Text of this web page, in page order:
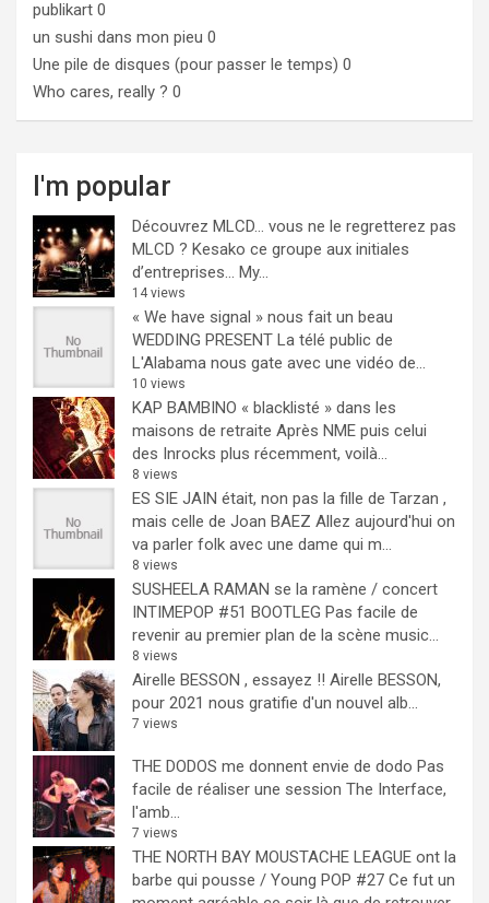
publikart 0
un sushi dans mon pieu 0
Une pile de disques (pour passer le temps) 0
Who cares, really ? 0
I'm popular
Découvrez MLCD… vous ne le regretterez pas
MLCD ? Kesako ce groupe aux initiales
d’entreprises… My...
14 views
« We have signal » nous fait un beau
WEDDING PRESENT La télé public de
L'Alabama nous gate avec une vidéo de...
10 views
KAP BAMBINO « blacklisté » dans les
maisons de retraite Après NME puis celui
des Inrocks plus récemment, voilà...
8 views
ES SIE JAIN était, non pas la fille de Tarzan ,
mais celle de Joan BAEZ Allez aujourd'hui on
va parler folk avec une dame qui m...
8 views
SUSHEELA RAMAN se la ramène / concert
INTIMEPOP #51 BOOTLEG Pas facile de
revenir au premier plan de la scène music...
8 views
Airelle BESSON , essayez !! Airelle BESSON,
pour 2021 nous gratifie d'un nouvel alb...
7 views
THE DODOS me donnent envie de dodo Pas
facile de réaliser une session The Interface,
l'amb...
7 views
THE NORTH BAY MOUSTACHE LEAGUE ont la
barbe qui pousse / Young POP #27 Ce fut un